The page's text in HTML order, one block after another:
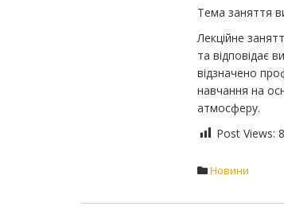
Тема заняття
Лекційне
та відповідає
відзначено
навчання на
атмосферу.
Post Views:
Новини